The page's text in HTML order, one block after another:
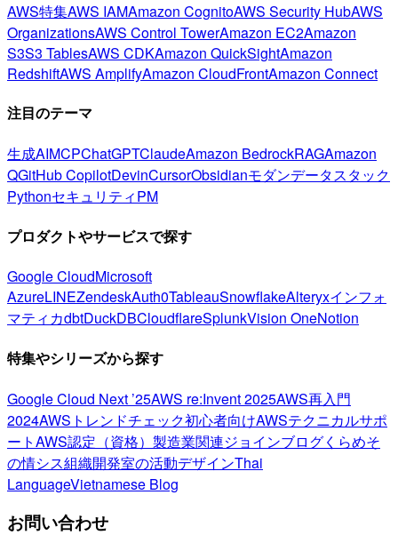
AWS特集AWS IAMAmazon CognitoAWS Security HubAWS
OrganizationsAWS Control TowerAmazon EC2Amazon
S3S3 TablesAWS CDKAmazon QuickSightAmazon
RedshiftAWS AmplifyAmazon CloudFrontAmazon Connect
注目のテーマ
生成AIMCPChatGPTClaudeAmazon BedrockRAGAmazon
QGitHub CopilotDevinCursorObsidianモダンデータスタック
PythonセキュリティPM
プロダクトやサービスで探す
Google CloudMicrosoft
AzureLINEZendeskAuth0TableauSnowflakeAlteryxインフォ
マティカdbtDuckDBCloudflareSplunkVision OneNotion
特集やシリーズから探す
Google Cloud Next ’25AWS re:Invent 2025AWS再入門
2024AWSトレンドチェック初心者向けAWSテクニカルサポ
ートAWS認定（資格） 製造業関連ジョインブログくらめそ
の情シス組織開発室の活動デザインThai
LanguageVietnamese Blog
お問い合わせ